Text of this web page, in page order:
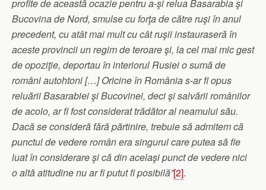
profite de această ocazie pentru a-şi relua Basarabia şi
Bucovina de Nord, smulse cu forţa de către ruşi în anul
precedent, cu atât mai mult cu cât ruşii instauraseră în
aceste provincii un regim de teroare şi, la cel mai mic gest
de opoziţie, deportau în interiorul Rusiei o sumă de
români autohtoni […] Oricine în România s-ar fi opus
reluării Basarabiei şi Bucovinei, deci şi salvării românilor
de acolo, ar fi fost considerat trădător al neamului său.
Dacă se consideră fără părtinire, trebuie să admitem că
punctul de vedere român era singurul care putea să fie
luat în considerare şi că din acelaşi punct de vedere nici
o altă atitudine nu ar fi putut fi posibilă”[2].